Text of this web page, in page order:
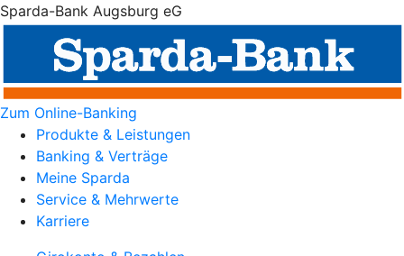
Sparda-Bank Augsburg eG
Zum Online-Banking
Produkte & Leistungen
Banking & Verträge
Meine Sparda
Service & Mehrwerte
Karriere